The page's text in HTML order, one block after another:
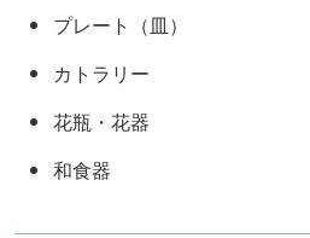
プレート（皿）
カトラリー
花瓶・花器
和食器